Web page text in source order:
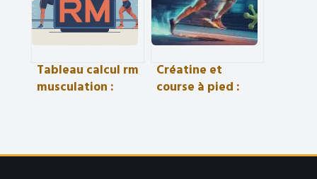
Tableau calcul rm
musculation :
juste
Créatine et
course à pied :
prise de masse